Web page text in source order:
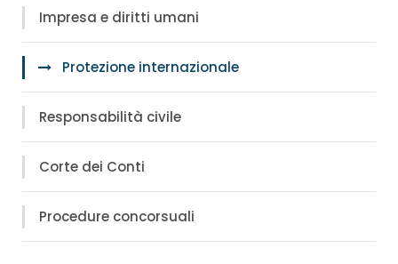
Impresa e diritti umani
Protezione internazionale
Responsabilità civile
Corte dei Conti
Procedure concorsuali